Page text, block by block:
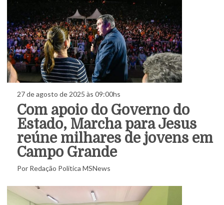
27 de agosto de 2025 às 09:00hs
Com apoio do Governo do
Estado, Marcha para Jesus
reúne milhares de jovens em
Campo Grande
Por Redação Política MSNews